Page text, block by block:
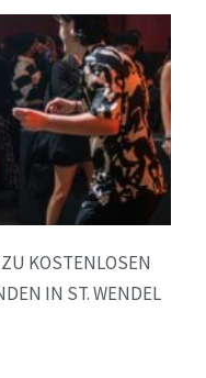
KOSTENLOSEN
IN ST. WENDEL